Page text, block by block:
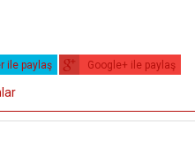
ile paylaş Google+ ile paylaş